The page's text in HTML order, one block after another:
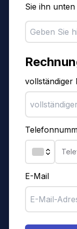
Sie ihn unten
vollständiger
E-Mail